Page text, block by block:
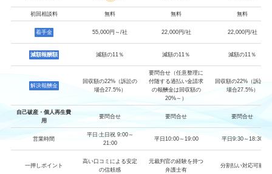
初回相談料 無料 無料 無料
着手金 55,000円～/社 22,000円/社 22,000円/社
減額報酬額 減額の11％ 減額の11％ 減額の11％
解決報酬金
回収額の22%（訴訟の
場合27.5%）
要問合せ（任意整理に
付随する過払い金請求
の報酬金は回収額の
20%～）
回収額の22%（訴訟の
場合27.5%）
自己破産・個人再生費
用
要問合せ 要問合せ 要問合せ
営業時間
平日‧土日祝 9:00～
21:00
平日10:00～19:00 平日9:30～18:30
一押しポイント
高い口コミによる安定
の信頼感
元裁判官の経験を持つ
弁護士有
分割払い対応可能